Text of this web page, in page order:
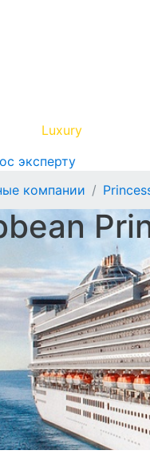
Luxury
эксперту
компании